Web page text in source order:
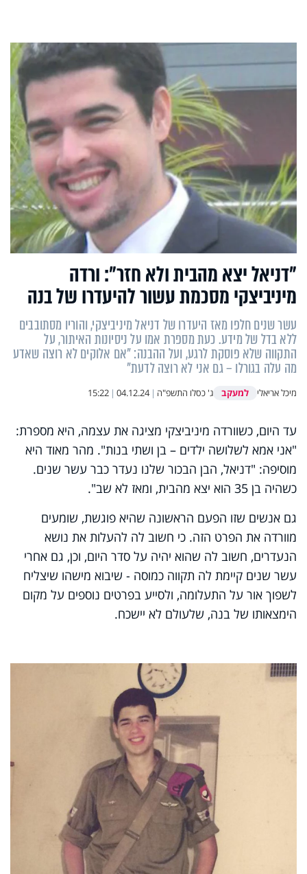
"דניאל יצא מהבית ולא חזר": ורדה
מיניביצקי מסכמת עשור להיעדרו של בנה
עשר שנים חלפו מאז היעדרו של דניאל מיניביצקי, והוריו מסתובבים
ללא בדל של מידע. כעת מספרת אמו על ניסיונות האיתור, על
התקווה שלא פוסקת לרגע, ועל ההבנה: "אם אלוקים לא רוצה שאדע
מה עלה בגורלו – גם אני לא רוצה לדעת"
מיכל אריאלי למעקב ג' כסלו התשפ"ה |
04.12.24
|
15:22
עד היום, כשוורדה מיניביצקי מציגה את עצמה, היא מספרת:
"אני אמא לשלושה ילדים – בן ושתי בנות". מהר מאוד היא
מוסיפה: "דניאל, הבן הבכור שלנו נעדר כבר עשר שנים.
כשהיה בן 35 הוא יצא מהבית, ומאז לא שב".
גם אנשים שזו הפעם הראשונה שהיא פוגשת, שומעים
מוורדה את הפרט הזה. כי חשוב לה להעלות את נושא
הנעדרים, חשוב לה שהוא יהיה על סדר היום, וכן, גם אחרי
עשר שנים קיימת לה תקווה כמוסה - שיבוא מישהו שיצליח
לשפוך אור על התעלומה, ולסייע בפרטים נוספים על מקום
הימצאותו של בנה, שלעולם לא יישכח.